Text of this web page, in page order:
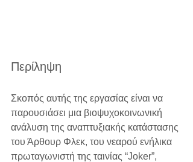
Περίληψη
Σκοπός αυτής της εργασίας είναι να
παρουσιάσει μια βιοψυχοκοινωνική
ανάλυση της αναπτυξιακής κατάστασης
του Άρθουρ Φλεκ, του νεαρού ενήλικα
πρωταγωνιστή της ταινίας “Joker”,